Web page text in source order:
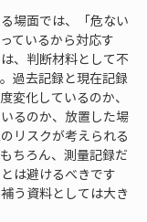
場面では、「危ない
ているから対応す
、判断材料として不
過去記録と現在記録
変化しているのか、
るのか、放置した場
リスクが考えられる
ちろん、測量記録だ
は避けるべきです
う資料としては大き